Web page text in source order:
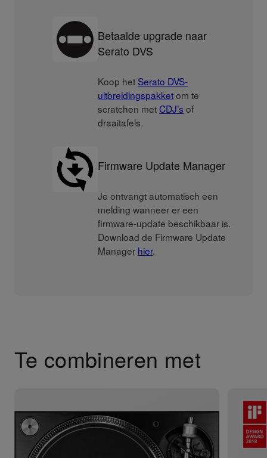
Betaalde upgrade naar
Serato DVS
Koop het Serato DVS-
uitbreidingspakketom te
scratchen metCDJ’s of
draaitafels.
Firmware Update Manager
Je ontvangt automatisch een
melding wanneer er een
firmware-update beschikbaar is.
Download de Firmware Update
Manager hier.
Te combineren met